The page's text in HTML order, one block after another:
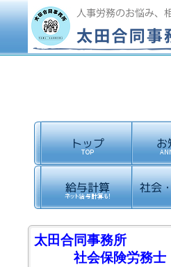
太田合同事務所
社会保険労務士